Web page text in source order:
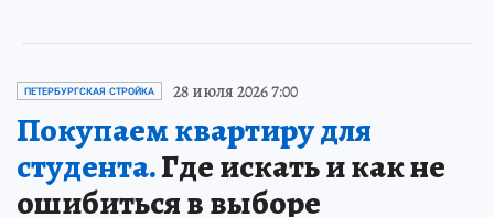
ПЕТЕРБУРГСКАЯ СТРОЙКА 28 июля 2026 7:00
Покупаем квартиру для
студента.Где искать и как не
ошибиться в выборе